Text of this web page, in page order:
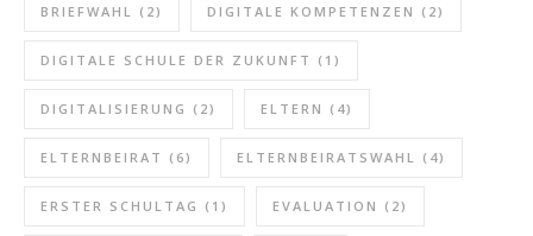
BRIEFWAHL (2) DIGITALE KOMPETENZEN (2)
DIGITALE SCHULE DER ZUKUNFT (1)
DIGITALISIERUNG (2) ELTERN (4)
ELTERNBEIRAT (6) ELTERNBEIRATSWAHL (4)
ERSTER SCHULTAG (1) EVALUATION (2)